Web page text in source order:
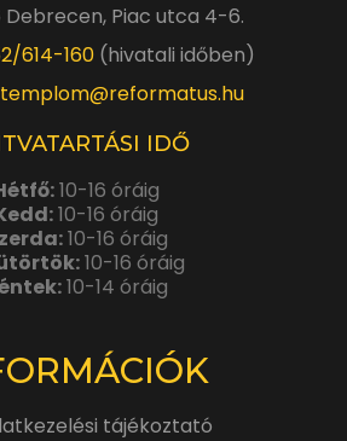
Debrecen, Piac utca 4-6.
614-160(hivatali időben)
IDŐ
10-16 óráig
10-16 óráig
10-16 óráig
10-16 óráig
10-14 óráig
tájékoztató